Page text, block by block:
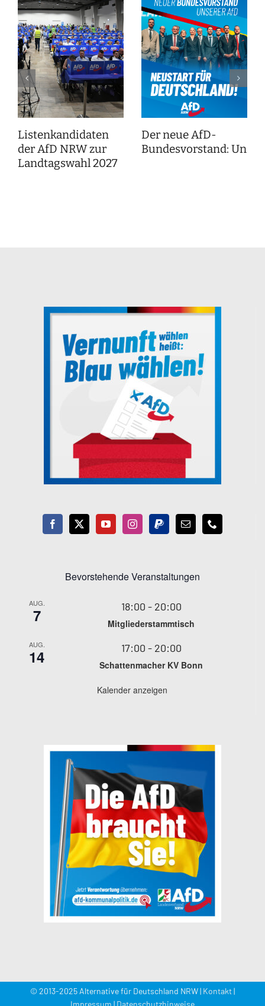
Listenkandidaten
der AfD NRW zur
Landtagswahl 2027
Der neue AfD-
Bundesvorstand:
Bevorstehende Veranstaltungen
AUG.
7 18:00 - 20:00
Mitgliederstammtisch
AUG.
14 17:00 - 20:00
Schattenmacher KV Bonn
Kalender anzeigen
© 2013-2025 Alternative für Deutschland NRW | Kontakt|
Impressum | Datenschutzhinweise